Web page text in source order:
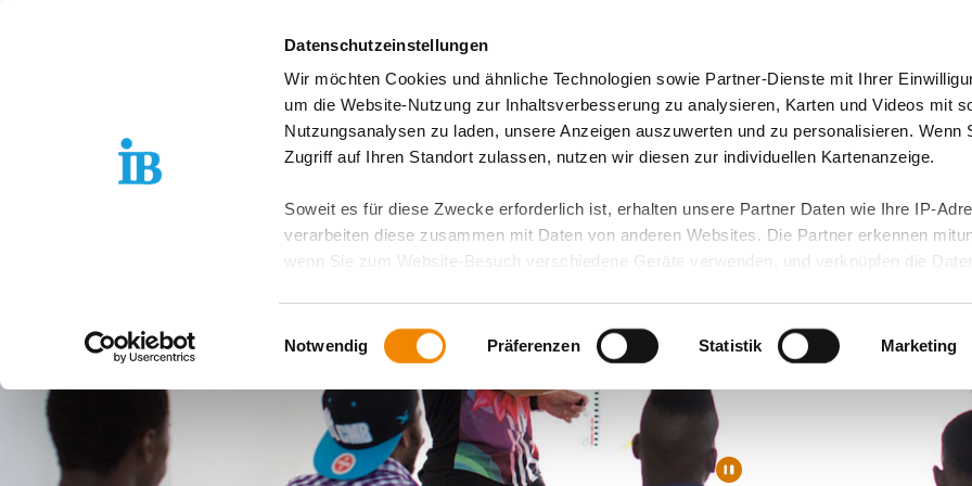
Datenschutzeinstellungen
Wir möchten Cookies und ähnliche Technologien sowie Partner-Dienste mit Ihrer
um die Website-Nutzung zur Inhaltsverbesserung zu analysieren, Karten und Videos mit
Nutzungsanalysen zu laden, unsere Anzeigen auszuwerten und zu personalisieren. Wenn
Zugriff auf Ihren Standort zulassen, nutzen wir diesen zur individuellen Kartenanzeige.
Soweit es für diese Zwecke erforderlich ist, erhalten unsere Partner Daten wie Ihre IP-
verarbeiten diese zusammen mit Daten von anderen Websites. Die Partner erkennen
wenn Sie zum Website-Besuch verschiedene Geräte verwenden, und verknüpfen die Daten
ausgeschlossen werden. Dort ist kein der EU gleichwertiges Datenschutzniveau
zusätzlichen Risiken für Ihre Daten führen kann.
Weitere Details finden Sie in unserenDatenschutzhinweisenund in unsererCookie-
Sie möchten, dass alle Website-Funktionen für diese Zwecke aktiviert sind, müssen Sie
Kategorien auswählen. Sie können mittels nachfolgender Buttons über Ihre Einwilligung für
Zwecke entscheiden und Ihre erteilte Einwilligung stets für die Zukunft widerrufen. Bitte
Einwilligungsauswahl
Notwendig Präferenzen Statistik Marketing
Über uns
Standorte & Angebote Presse & Themen Jobs & Karriere